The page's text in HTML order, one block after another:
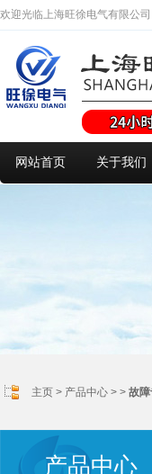
欢迎光临上海旺徐电气有限公司
网站首页 关于我们
主页 > 产品中心 > > 故
产品中心